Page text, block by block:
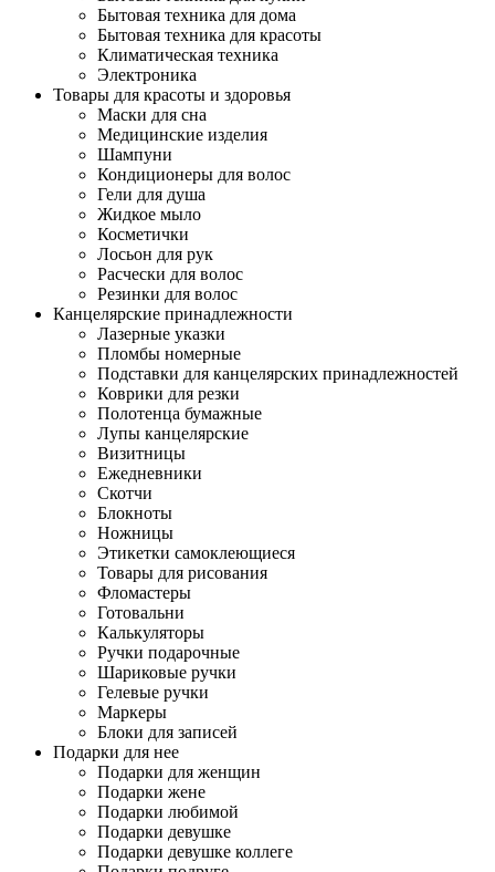
Бытовая техника для дома
Бытовая техника для красоты
Климатическая техника
Электроника
Товары для красоты и здоровья
Маски для сна
Медицинские изделия
Шампуни
Кондиционеры для волос
Гели для душа
Жидкое мыло
Косметички
Лосьон для рук
Расчески для волос
Резинки для волос
Канцелярские принадлежности
Лазерные указки
Пломбы номерные
Подставки для канцелярских принадлежностей
Коврики для резки
Полотенца бумажные
Лупы канцелярские
Визитницы
Ежедневники
Скотчи
Блокноты
Ножницы
Этикетки самоклеющиеся
Товары для рисования
Фломастеры
Готовальни
Калькуляторы
Ручки подарочные
Шариковые ручки
Гелевые ручки
Маркеры
Блоки для записей
Подарки для нее
Подарки для женщин
Подарки жене
Подарки любимой
Подарки девушке
Подарки девушке коллеге